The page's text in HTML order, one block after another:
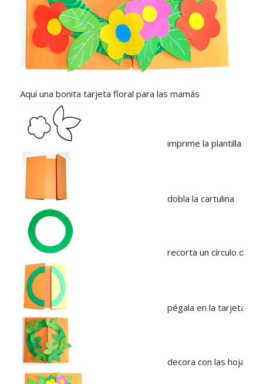
Aquí una bonita tarjeta floral para las mamás
imprime la plantilla de
dobla la cartulina
recorta un círculo de
pégala en la tarjeta
decora con las hojas